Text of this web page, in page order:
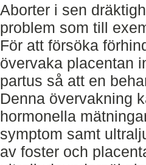
Aborter i sen
problem som till
För att försöka
övervaka placentan
partus så att en
Denna övervakning
hormonella
symptom samt
av foster och